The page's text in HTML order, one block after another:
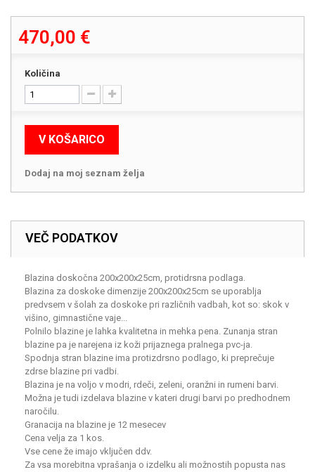
470,00 €
Količina
V KOŠARICO
Dodaj na moj seznam želja
VEČ PODATKOV
Blazina doskočna 200x200x25cm, protidrsna podlaga.
Blazina za doskoke dimenzije 200x200x25cm se uporablja
predvsem v šolah za doskoke pri različnih vadbah, kot so: skok v
višino, gimnastične vaje...
Polnilo blazine je lahka kvalitetna in mehka pena. Zunanja stran
blazine pa je narejena iz koži prijaznega pralnega pvc-ja.
Spodnja stran blazine ima protizdrsno podlago, ki preprečuje
zdrse blazine pri vadbi.
Blazina je na voljo v modri, rdeči, zeleni, oranžni in rumeni barvi.
Možna je tudi izdelava blazine v kateri drugi barvi po predhodnem
naročilu.
Granacija na blazine je 12 mesecev
Cena velja za 1 kos.
Vse cene že imajo vključen ddv.
Za vsa morebitna vprašanja o izdelku ali možnostih popusta nas